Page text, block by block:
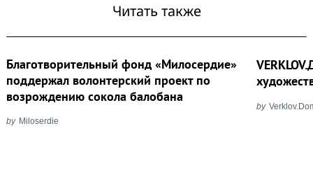
Читать также
Благотворительный фонд «Милосердие»
поддержал волонтерский проект по
возрождению сокола балобана
by Miloserdie
by